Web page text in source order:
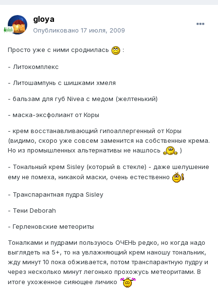
gloya
Опубликовано 17 июля, 2009
Просто уже с ними сроднилась :
- Литокомплекс
- Литошампунь с шишками хмеля
- бальзам для губ Nivea с медом (желтенький)
- маска-эксфолиант от Коры
- крем восстанавливающий гипоаллергенный от Коры
(видимо, скоро уже совсем заменится на собственные крема.
Но из промышленных альтернативы не нашлось
)
- Тональный крем Sisley (который в стекле) - даже шелушение
ему не помеха, никакой маски, очень естественно
- Транспарантная пудра Sisley
- Тени Deborah
- Герленовские метеориты
Тоналками и пудрами пользуюсь ОЧЕНЬ редко, но когда надо
выглядеть на 5+, то на увлажняющий крем наношу тональник,
жду минут 10 пока обживается, потом транспарантную пудру и
через несколько минут легонько прохожусь метеоритами. В
итоге ухоженное сияющее личико